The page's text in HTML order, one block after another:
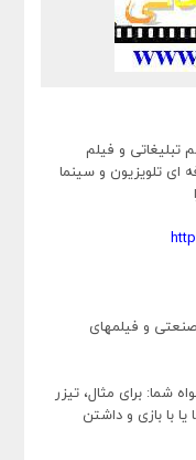
تبلیغاتی و فیلم
ای تلویزیون و سینما
و فیلمهای
شما: برای مثال، تیزر
با بازی و داشتن